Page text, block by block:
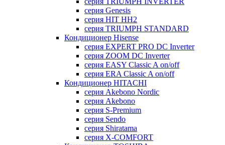
серия Genesis
серия HIT HH2
серия TRIUMPH STANDARD
Кондиционер Hisense
серия EXPERT PRO DC Inverter
серия ZOOM DC Inverter
серия EASY Classic A on/off
серия ERA Classic A on/off
Кондиционер HITACHI
cерия Akebono Nordic
серия Akebono
серия S-Premium
серия Sendo
серия Shiratama
серия X-COMFORT